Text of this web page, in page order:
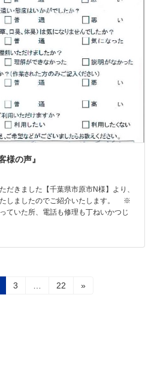
様の声』
だきました【千葉県市原市N様】より、
たしましたのでご紹介いたします。 ※
ていた所、電話も修理も丁ねいかつじ
固
3
固
22 »